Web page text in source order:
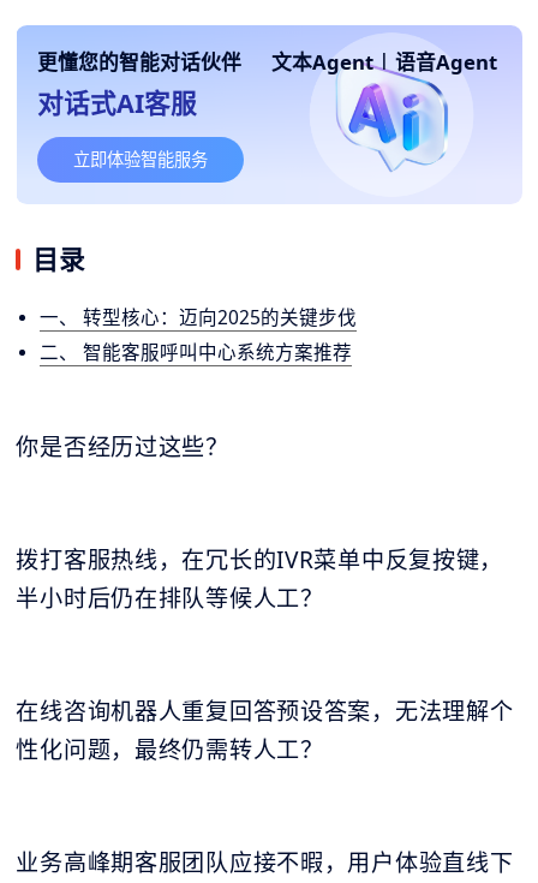
更懂您的智能对话伙伴 文本Agent | 语音Agent
对话式AI客服
立即体验智能服务
目录
一、 转型核心：迈向2025的关键步伐
二、 智能客服呼叫中心系统方案推荐
你是否经历过这些？
拨打客服热线，在冗长的IVR菜单中反复按键，
半小时后仍在排队等候人工？
在线咨询机器人重复回答预设答案，无法理解个
性化问题，最终仍需转人工？
业务高峰期客服团队应接不暇，用户体验直线下